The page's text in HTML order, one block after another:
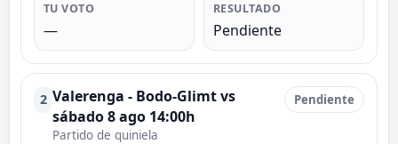
TU VOTO
—
RESULTADO
Pendiente
2 Valerenga - Bodo-Glimt vs
sábado 8 ago 14:00h
Partido de quiniela
Pendiente